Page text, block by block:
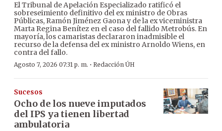
El Tribunal de Apelación Especializado ratificó el
sobreseimiento definitivo del ex ministro de Obras
Públicas, Ramón Jiménez Gaona y de la ex viceministra
Marta Regina Benítez en el caso del fallido Metrobús. En
mayoría, los camaristas declararon inadmisible el
recurso de la defensa del ex ministro Arnoldo Wiens, en
contra del fallo.
Agosto 7, 2026 07:31 p. m. · Redacción ÚH
Sucesos
Ocho de los nueve imputados
del IPS ya tienen libertad
ambulatoria